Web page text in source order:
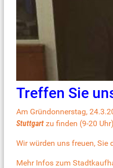
Treffen Sie
Am Gründonnerstag,
Stuttgart zu finden (9-20
Wir würden uns freuen,
Mehr Infos zum